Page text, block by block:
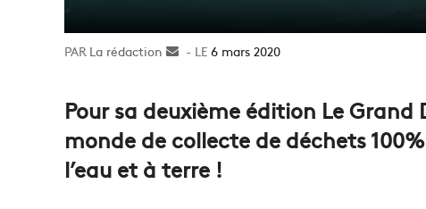
La rédaction
Envoyer6 mars 2020
Pour sa deuxième édition Le
monde de collecte de déchets
l’eau et à terre !